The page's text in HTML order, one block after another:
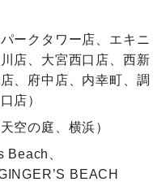
ークタワー店、エキニ
店、大宮西口店、西新
、府中店、内幸町、調
店）
空の庭、横浜）
Beach、
BEACH